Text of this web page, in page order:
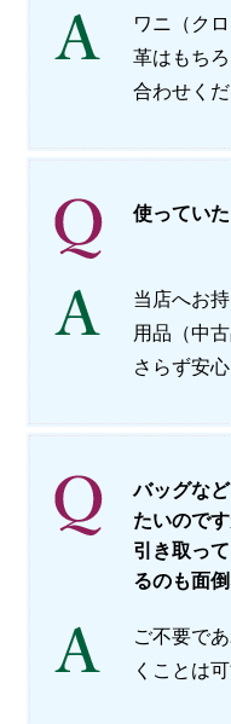
ワニ（ク
革はもち
合わせくだ
使ってい
当店へお
用品（中
さらず安
バッグな
たいので
引き取っ
るのも面
ご不要で
くことは